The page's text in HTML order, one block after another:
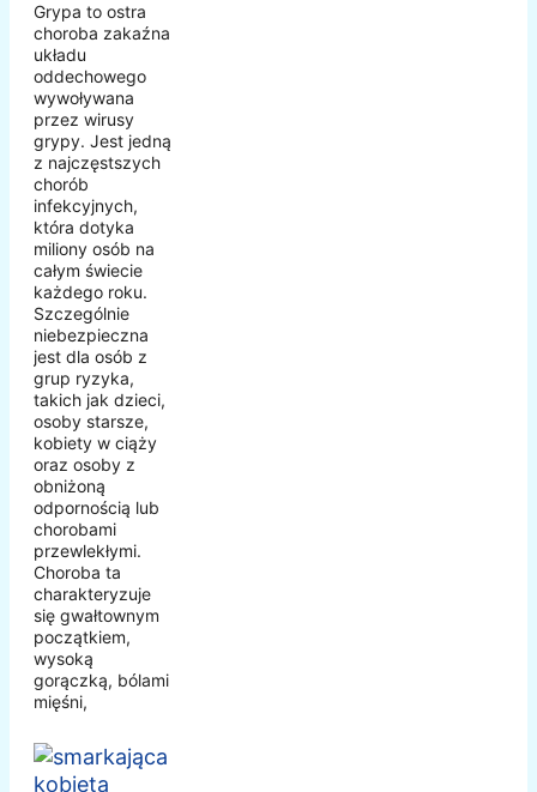
Grypa to ostra
choroba zakaźna
układu
oddechowego
wywoływana
przez wirusy
grypy. Jest jedną
z najczęstszych
chorób
infekcyjnych,
która dotyka
miliony osób na
całym świecie
każdego roku.
Szczególnie
niebezpieczna
jest dla osób z
grup ryzyka,
takich jak dzieci,
osoby starsze,
kobiety w ciąży
oraz osoby z
obniżoną
odpornością lub
chorobami
przewlekłymi.
Choroba ta
charakteryzuje
się gwałtownym
początkiem,
wysoką
gorączką, bólami
mięśni,